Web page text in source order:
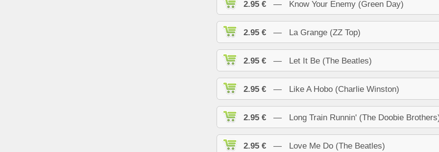
2.95 € — Know Your Enemy (Green Day)
2.95 € — La Grange (ZZ Top)
2.95 € — Let It Be (The Beatles)
2.95 € — Like A Hobo (Charlie Winston)
2.95 € — Long Train Runnin' (The Doobie
2.95 € — Love Me Do (The Beatles)